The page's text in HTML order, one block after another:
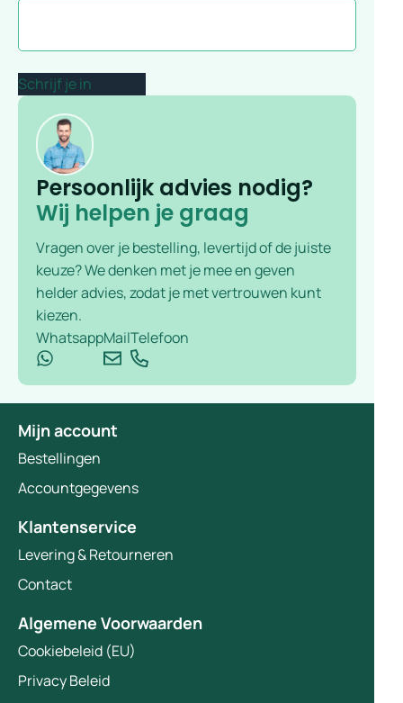
Persoonlijk advies nodig?
Wij helpen je graag
Vragen over je bestelling, levertijd of de juiste
keuze? We denken met je mee en geven
helder advies, zodat je met vertrouwen kunt
kiezen.
WhatsappMailTelefoon
Mijn account
Bestellingen
Accountgegevens
Klantenservice
Levering & Retourneren
Contact
Algemene Voorwaarden
Cookiebeleid (EU)
Privacy Beleid